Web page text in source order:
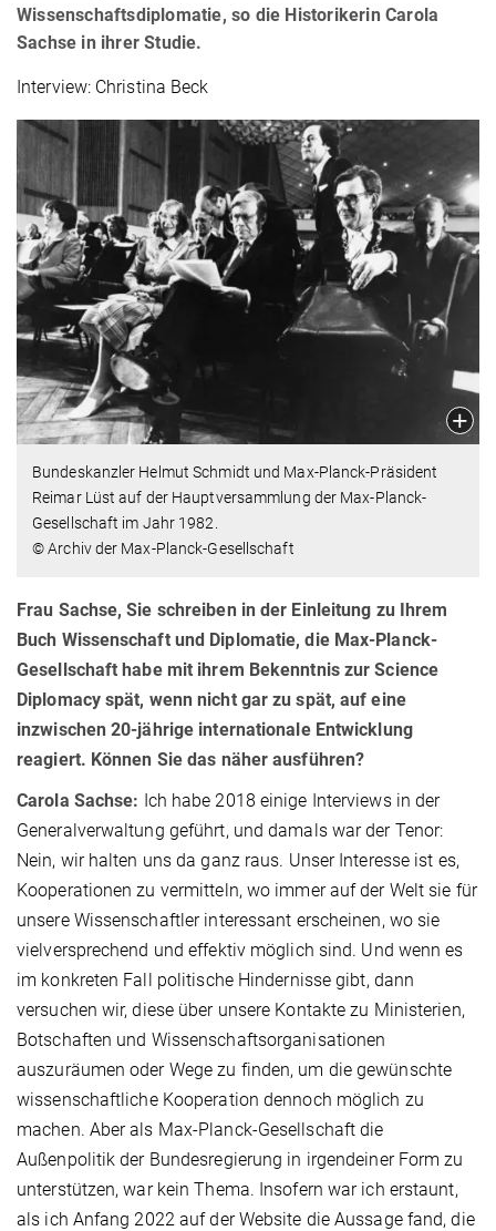
Wissenschaftsdiplomatie, so die Historikerin Carola
Sachse in ihrer Studie.
Interview: Christina Beck
Bundeskanzler Helmut Schmidt und Max-Planck-Präsident
Reimar Lüst auf der Hauptversammlung der Max-Planck-
Gesellschaft im Jahr 1982.
© Archiv der Max-Planck-Gesellschaft
Frau Sachse, Sie schreiben in der Einleitung zu Ihrem
Buch Wissenschaft und Diplomatie, die Max-Planck-
Gesellschaft habe mit ihrem Bekenntnis zur Science
Diplomacy spät, wenn nicht gar zu spät, auf eine
inzwischen 20-jährige internationale Entwicklung
reagiert. Können Sie das näher ausführen?
Carola Sachse: Ich habe 2018 einige Interviews in der
Generalverwaltung geführt, und damals war der Tenor:
Nein, wir halten uns da ganz raus. Unser Interesse ist es,
Kooperationen zu vermitteln, wo immer auf der Welt sie für
unsere Wissenschaftler interessant erscheinen, wo sie
vielversprechend und effektiv möglich sind. Und wenn es
im konkreten Fall politische Hindernisse gibt, dann
versuchen wir, diese über unsere Kontakte zu Ministerien,
Botschaften und Wissenschaftsorganisationen
auszuräumen oder Wege zu finden, um die gewünschte
wissenschaftliche Kooperation dennoch möglich zu
machen. Aber als Max-Planck-Gesellschaft die
Außenpolitik der Bundesregierung in irgendeiner Form zu
unterstützen, war kein Thema. Insofern war ich erstaunt,
als ich Anfang 2022 auf der Website die Aussage fand, die